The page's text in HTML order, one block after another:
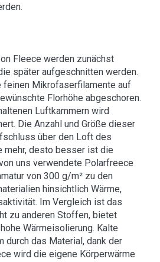
Fleece werden zunächst
später aufgeschnitten werden.
feinen Mikrofaserfilamente auf
Florhöhe abgeschoren.
Luftkammern wird
Die Anzahl und Größe dieser
über den Loft des
mehr, desto besser ist die
uns verwendete Polarfreece
von 300 g/m² zu den
hinsichtlich Wärme,
Im Vergleich ist das
zu anderen Stoffen, bietet
Wärmeisolierung. Kalte
durch das Material, dank der
wird die eigene Körperwärme